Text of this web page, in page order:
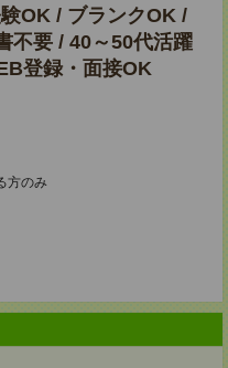
OK / ブランクOK /
不要 / 40～50代活躍
登録・面接OK
方のみ